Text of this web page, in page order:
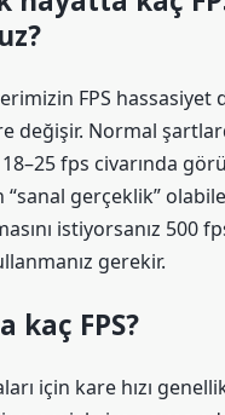
FPS hassasiyet
değişir. Normal
fps civarında
gerçeklik”
istiyorsanız 500
gerekir.
kaç FPS?
için kare hızı